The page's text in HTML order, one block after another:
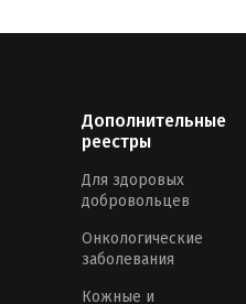
Дополнительные
реестры
Для здоровых
добровольцев
Онкологические
заболевания
Кожные и